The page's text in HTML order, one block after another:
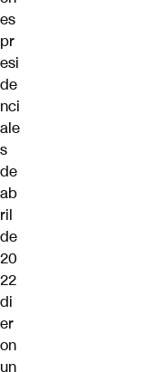
es
pr
esi
de
nci
ale
s
de
ab
ril
de
20
22
di
er
on
un